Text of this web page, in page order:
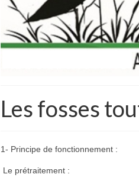
Les fosses
1- Principe de fonctionnement :
Le prétraitement :